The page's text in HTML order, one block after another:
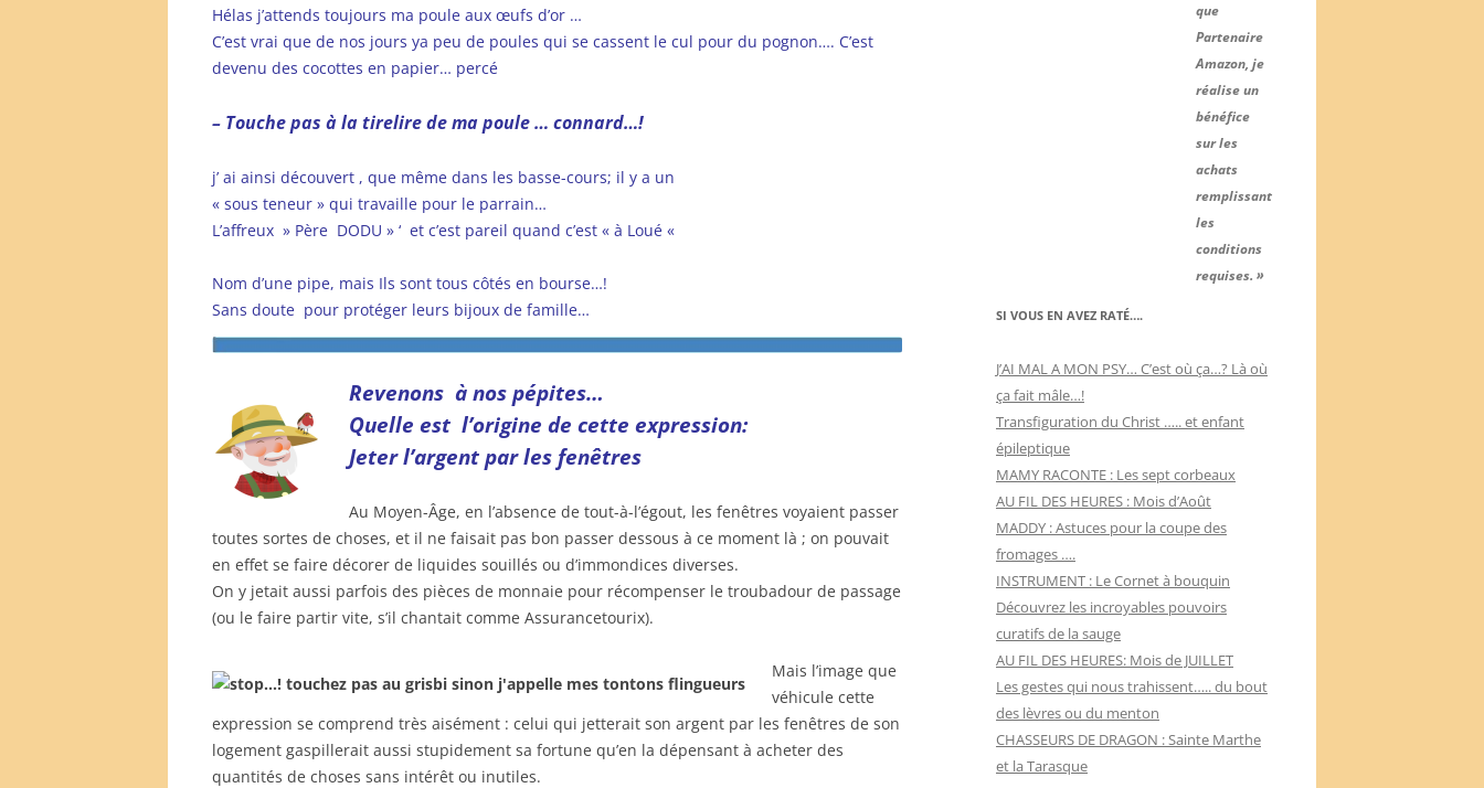
Hélas j’attends toujours ma poule aux œufs d’or …
C’est vrai que de nos jours ya peu de poules qui se cassent le cul pour du pognon…. C’est
devenu des cocottes en papier… percé
– Touche pas à la tirelire de ma poule … connard…!
j’ ai ainsi découvert , que même dans les basse-cours; il y a un
« sous teneur » qui travaille pour le parrain…
L’affreux » Père DODU » ‘ et c’est pareil quand c’est « à Loué «
Nom d’une pipe, mais Ils sont tous côtés en bourse…!
Sans doute pour protéger leurs bijoux de famille…
Revenons à nos pépites…
Quelle est l’origine de cette expression:
Jeter l’argent par les fenêtres
Au Moyen-Âge, en l’absence de tout-à-l’égout, les fenêtres voyaient passer
toutes sortes de choses, et il ne faisait pas bon passer dessous à ce moment là ; on pouvait
en effet se faire décorer de liquides souillés ou d’immondices diverses.
On y jetait aussi parfois des pièces de monnaie pour récompenser le troubadour de passage
(ou le faire partir vite, s’il chantait comme Assurancetourix).
Mais l’image que
véhicule cette
expression se comprend très aisément : celui qui jetterait son argent par les fenêtres de son
logement gaspillerait aussi stupidement sa fortune qu’en la dépensant à acheter des
quantités de choses sans intérêt ou inutiles.
que
Partenaire
Amazon, je
réalise un
bénéfice
sur les
achats
remplissant
les
conditions
requises. »
SI VOUS EN AVEZ RATÉ….
J’AI MAL A MON PSY… C’est où ça…? Là où
ça fait mâle…!
Transfiguration du Christ ….. et enfant
épileptique
MAMY RACONTE : Les sept corbeaux
AU FIL DES HEURES : Mois d’Août
MADDY : Astuces pour la coupe des
fromages ….
INSTRUMENT : Le Cornet à bouquin
Découvrez les incroyables pouvoirs
curatifs de la sauge
AU FIL DES HEURES: Mois de JUILLET
Les gestes qui nous trahissent….. du bout
des lèvres ou du menton
CHASSEURS DE DRAGON : Sainte Marthe
et la Tarasque